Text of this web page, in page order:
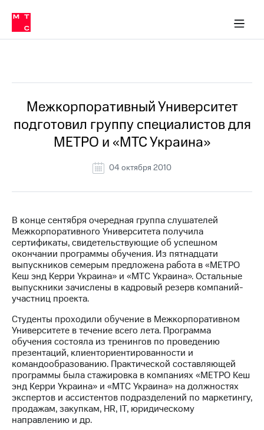
Медиа-центр
и акционерам
Устойчивое развитие
Комплаенс и деловая этика
компании
Карьера
История
компании
Руководство
информация
Контакты
Медиа-центр
Пресс-
релизы
МТС
о технологиях
Достижения
Интервью
Финансовая
отчетность
Контакты
Новости
в МТС
Пресс-
релизы
МТС
о технологиях
Межкорпоративный Университет
подготовил группу специалистов для
МЕТРО и «МТС Украина»
04 октября 2010
В конце сентября очередная группа слушателей
Межкорпоративного Университета получила
сертификаты, свидетельствующие об успешном
окончании программы обучения. Из пятнадцати
выпускников семерым предложена работа в «МЕТРО
Кеш энд Керри Украина» и «МТС Украина». Остальные
выпускники зачислены в кадровый резерв компаний-
участниц проекта.
Студенты проходили обучение в Межкорпоративном
Университете в течение всего лета. Программа
обучения состояла из тренингов по проведению
презентаций, клиенториентированности и
командообразованию. Практической составляющей
программы была стажировка в компаниях «МЕТРО Кеш
энд Керри Украина» и «МТС Украина» на должностях
экспертов и ассистентов подразделений по маркетингу,
продажам, закупкам, HR, IТ, юридическому
направлению и др.